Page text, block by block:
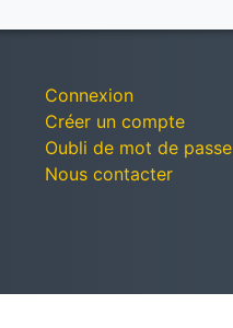
Connexion
Créer un compte
Oubli de mot de passe
Nous contacter